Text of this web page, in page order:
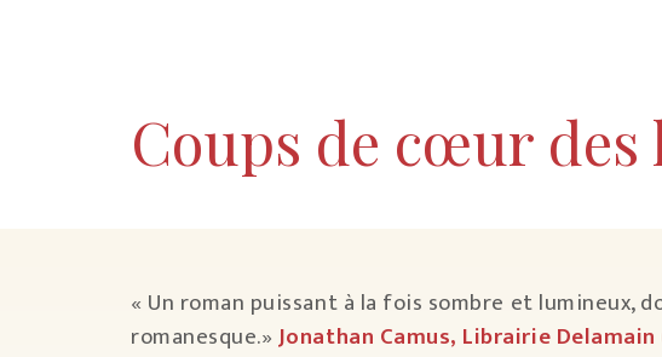
Coups de cœur
« Un roman puissant à la fois sombre et
romanesque.»Jonathan Camus, Librairie Delamain